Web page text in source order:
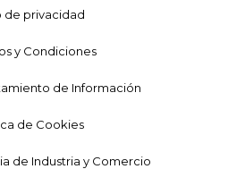
de privacidad
y Condiciones
de Información
de Cookies
de Industria y Comercio